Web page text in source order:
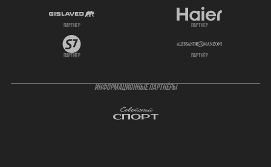
партнёр партнёр
партнёр партнёр
ИНФОРМАЦИОННЫЕ ПАРТНЁРЫ